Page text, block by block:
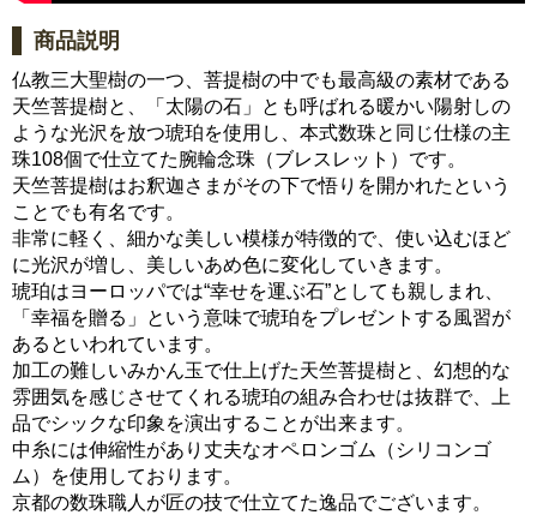
商品説明
仏教三大聖樹の一つ、菩提樹の中でも最高級の素材である
天竺菩提樹と、「太陽の石」とも呼ばれる暖かい陽射しの
ような光沢を放つ琥珀を使用し、本式数珠と同じ仕様の主
珠108個で仕立てた腕輪念珠（ブレスレット）です。
天竺菩提樹はお釈迦さまがその下で悟りを開かれたという
ことでも有名です。
非常に軽く、細かな美しい模様が特徴的で、使い込むほど
に光沢が増し、美しいあめ色に変化していきます。
琥珀はヨーロッパでは“幸せを運ぶ石”としても親しまれ、
「幸福を贈る」という意味で琥珀をプレゼントする風習が
あるといわれています。
加工の難しいみかん玉で仕上げた天竺菩提樹と、幻想的な
雰囲気を感じさせてくれる琥珀の組み合わせは抜群で、上
品でシックな印象を演出することが出来ます。
中糸には伸縮性があり丈夫なオペロンゴム（シリコンゴ
ム）を使用しております。
京都の数珠職人が匠の技で仕立てた逸品でございます。